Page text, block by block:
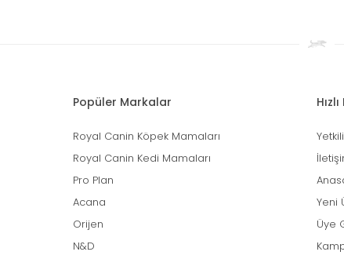
Popüler Markalar
Royal Canin Köpek Mamaları
Royal Canin Kedi Mamaları
Pro Plan
Acana
Orijen
N&D
Yeni
Üye